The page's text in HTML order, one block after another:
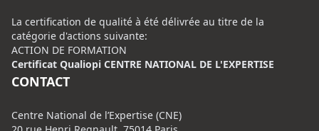
La certification de qualité à été délivrée au titre de la
catégorie d'actions suivante:
ACTION DE FORMATION
Certificat Qualiopi CENTRE NATIONAL DE L'EXPERTISE
CONTACT
Centre National de l’Expertise (CNE)